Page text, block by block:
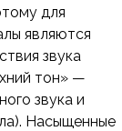
для
являются
звука
тон» —
звука и
Насыщенные